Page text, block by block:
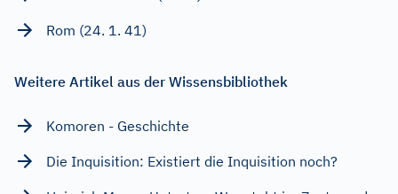
Rom (24. 1. 41)
Weitere Artikel aus der Wissensbibliothek
Komoren - Geschichte
Die Inquisition: Existiert die Inquisition noch?